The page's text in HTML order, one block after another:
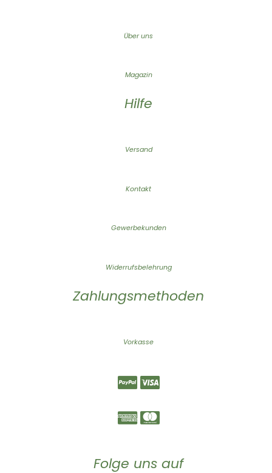
Über uns
Magazin
Hilfe
Versand
Kontakt
Gewerbekunden
Widerrufsbelehrung
Zahlungsmethoden
Vorkasse
Folge uns auf